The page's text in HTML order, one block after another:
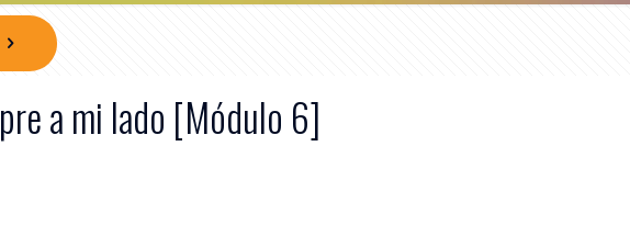
a mi lado [Módulo 6]